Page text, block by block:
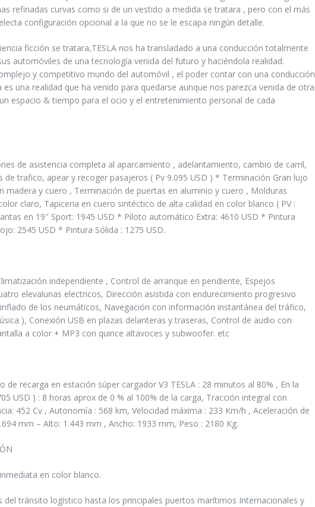
refinadas curvas como si de un vestido a medida se tratara , pero con el más
configuración opcional a la que no se le escapa ningún detalle.
ficción se tratara,TESLA nos ha transladado a una conducción totalmente
automóviles de una tecnología venida del futuro y haciéndola realidad.
y competitivo mundo del automóvil , el poder contar con una conducción
una realidad que ha venido para quedarse aunque nos parezca venida de otra
espacio & tiempo para el ocio y el entretenimiento personal de cada
de asistencia completa al aparcamiento , adelantamiento, cambio de carril,
trafico, apear y recoger pasajeros ( Pv 9.095 USD ) * Terminación Gran lujo
madera y cuero , Terminación de puertas en aluminio y cuero , Molduras
claro, Tapiceria en cuero sintéctico de alta calidad en color blanco ( PV :
en 19″ Sport: 1945 USD * Piloto automático Extra: 4610 USD * Pintura
2545 USD * Pintura Sólida : 1275 USD.
independiente , Control de arranque en pendiente, Espejos
elevalunas electricos, Dirección asistida con endurecimiento progresivo
de los neumáticos, Navegación con información instantánea del tráfico,
), Conexión USB en plazas delanteras y traseras, Control de audio con
a color + MP3 con quince altavoces y subwoofer. etc
recarga en estación súper cargador V3 TESLA : 28 minutos al 80% , En la
USD ) : 8 horas aprox de 0 % al 100% de la carga, Tracción integral con
452 Cv , Autonomía : 568 km, Velocidad máxima : 233 Km/h , Aceleración de
mm – Alto: 1.443 mm , Ancho: 1933 mm, Peso : 2180 Kg.
en color blanco.
del tránsito logístico hasta los principales puertos marítimos Internacionales y